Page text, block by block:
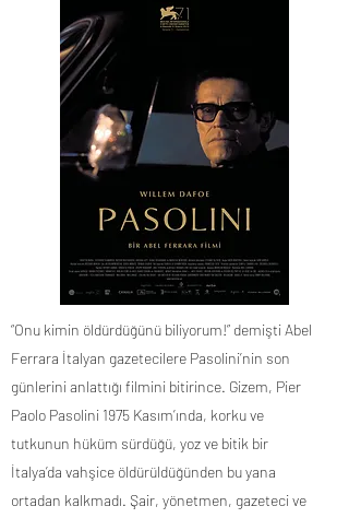
“Onu kimin öldürdüğünü biliyorum!” demişti Abel
Ferrara İtalyan gazetecilere Pasolini’nin son
günlerini anlattığı filmini bitirince. Gizem, Pier
Paolo Pasolini 1975 Kasım’ında, korku ve
tutkunun hüküm sürdüğü, yoz ve bitik bir
İtalya’da vahşice öldürüldüğünden bu yana
ortadan kalkmadı. Şair, yönetmen, gazeteci ve